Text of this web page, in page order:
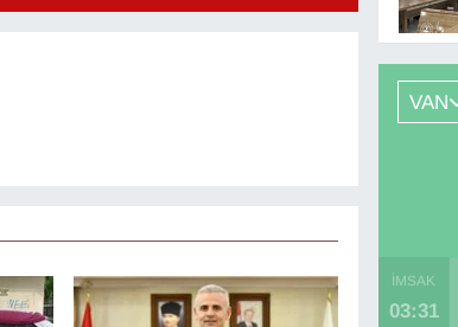
VAN
İMSAK
03:31